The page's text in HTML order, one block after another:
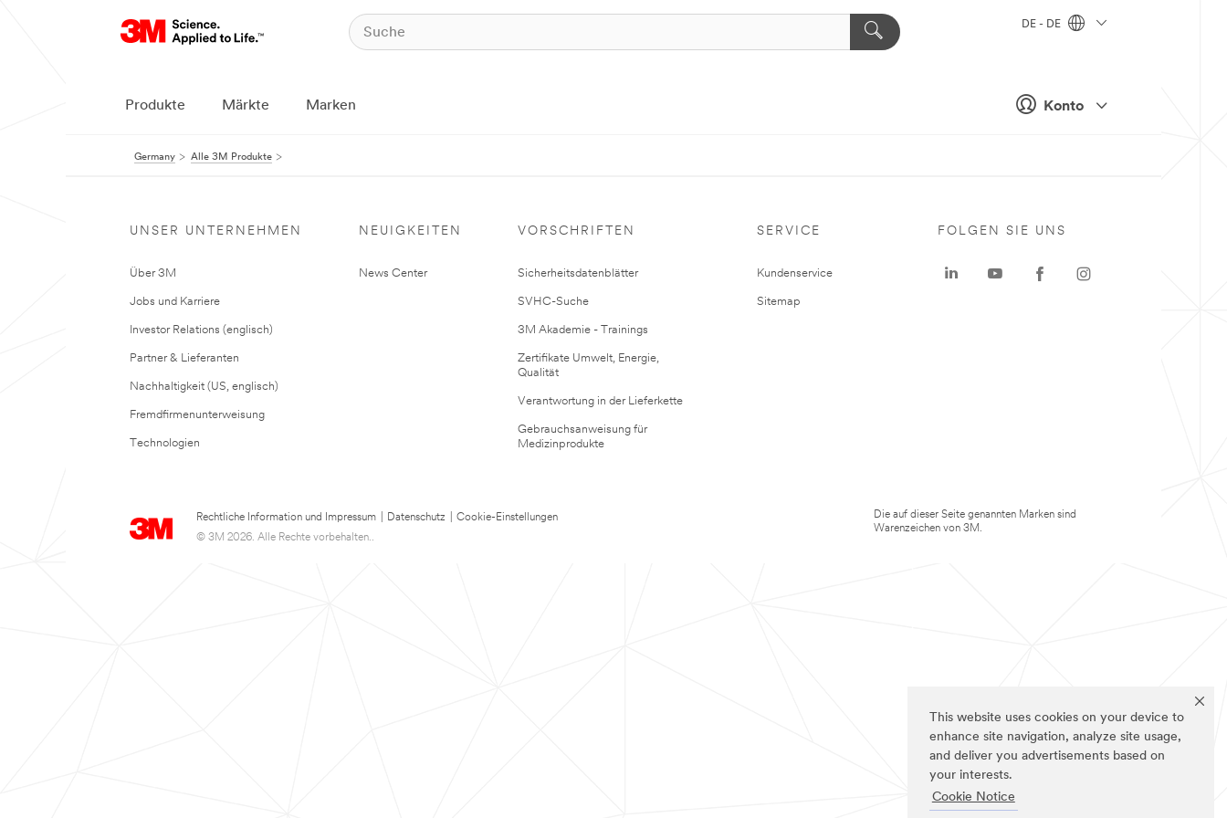
This website uses cookies on your device to
enhance site navigation, analyze site usage,
and deliver you advertisements based on
your interests.
Cookie Notice
Konto
DE - DE
Produkte Märkte Marken
Germany Alle 3M Produkte
UNSER UNTERNEHMEN
Über 3M
Jobs und Karriere
Investor Relations (englisch)
Partner & Lieferanten
Nachhaltigkeit (US, englisch)
Fremdfirmenunterweisung
Technologien
NEUIGKEITEN
News Center
VORSCHRIFTEN
Sicherheitsdatenblätter
SVHC-Suche
3M Akademie - Trainings
Zertifikate Umwelt, Energie,
Qualität
Verantwortung in der Lieferkette
Gebrauchsanweisung für
Medizinprodukte
SERVICE
Kundenservice
Sitemap
Rechtliche Information und Impressum Datenschutz
Cookie-Einstellungen
© 3M 2026. Alle Rechte vorbehalten..
FOLGEN SIE UNS
Die auf dieser Seite genannten Marken sind
Warenzeichen von 3M.